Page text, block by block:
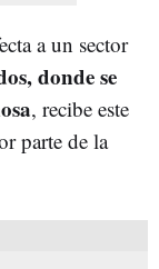
a un sector
donde se
, recibe este
parte de la